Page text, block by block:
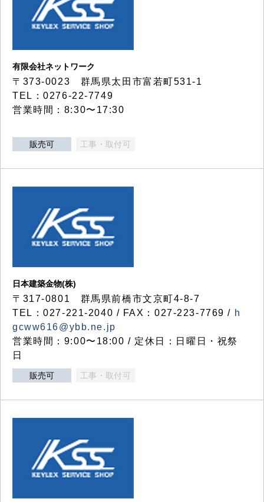
有限会社ネットワーク
〒373-0023 群馬県太田市富若町531-1
TEL：0276-22-7749
営業時間：8:30〜17:30
販売可 工事・取付可
日本建築金物(株)
〒317‐0801 群馬県前橋市文京町4-8-7
TEL：027-221-2040 / FAX：027-223-7769 / h
gcww616@ybb.ne.jp
営業時間：9:00〜18:00 / 定休日：日曜日・祝祭
日
販売可 工事・取付可